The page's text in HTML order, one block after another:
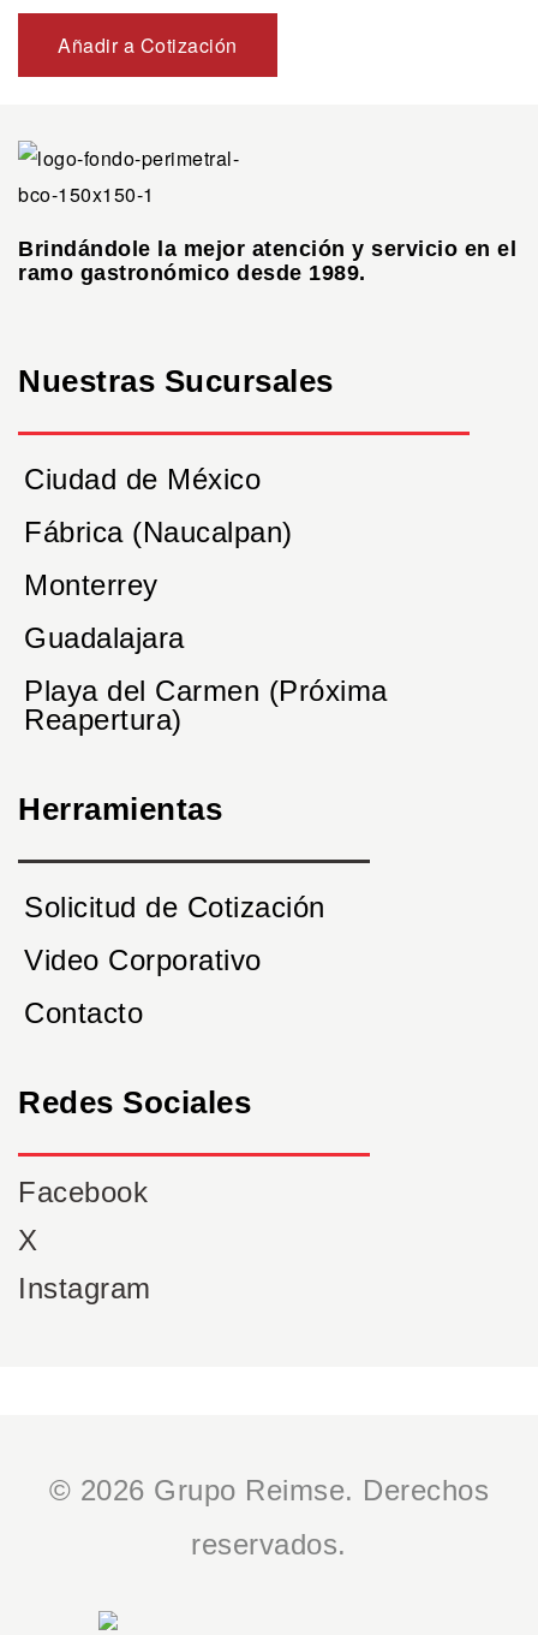
Añadir a Cotización
Brindándole la mejor atención y servicio en el
ramo gastronómico desde 1989.
Nuestras Sucursales
Ciudad de México
Fábrica (Naucalpan)
Monterrey
Guadalajara
Playa del Carmen (Próxima
Reapertura)
Herramientas
Solicitud de Cotización
Video Corporativo
Contacto
Redes Sociales
Facebook
X
Instagram
© 2026 Grupo Reimse. Derechos
reservados.